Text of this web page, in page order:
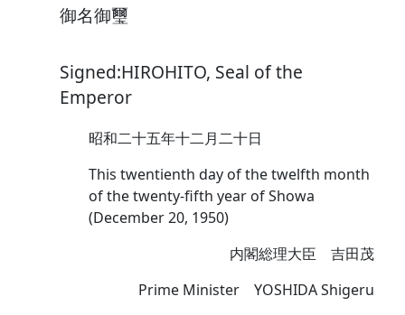
御名御璽
Signed:HIROHITO, Seal of the
Emperor
昭和二十五年十二月二十日
This twentienth day of the twelfth month
of the twenty-fifth year of Showa
(December 20, 1950)
内閣総理大臣 吉田茂
Prime Minister YOSHIDA Shigeru